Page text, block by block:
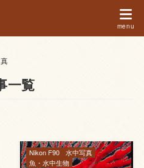
一覧
Nikon F90
水中写真
魚・水中生物